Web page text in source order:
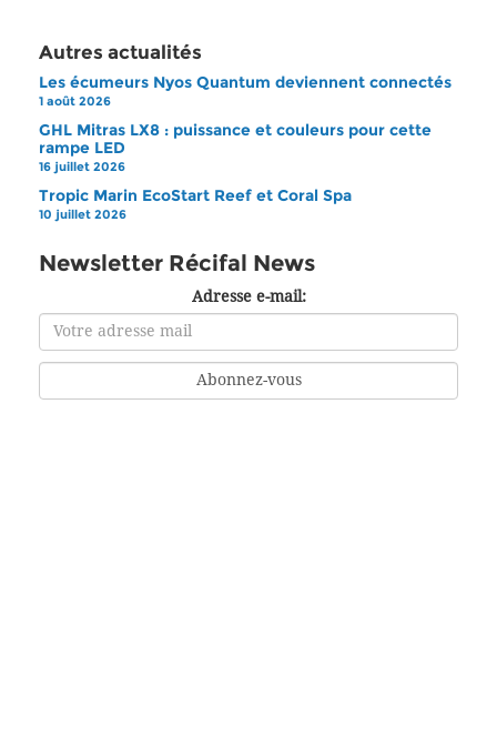
Autres actualités
Les écumeurs Nyos Quantum deviennent connectés
1 août 2026
GHL Mitras LX8 : puissance et couleurs pour cette
rampe LED
16 juillet 2026
Tropic Marin EcoStart Reef et Coral Spa
10 juillet 2026
Newsletter Récifal News
Adresse e-mail: